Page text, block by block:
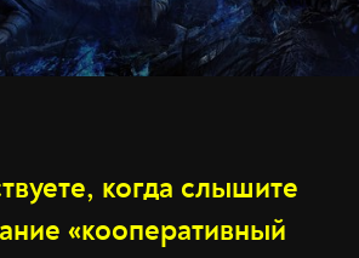
когда слышите
«кооперативный